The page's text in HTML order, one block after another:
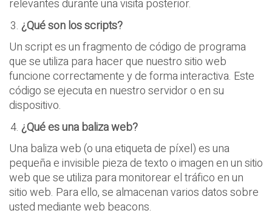
relevantes durante una visita posterior.
¿Quéson los scripts?
Un script es un fragmento de código de programa
que se utiliza para hacer que nuestro sitio web
funcione correctamente y de forma interactiva. Este
código se ejecuta en nuestro servidor o en su
dispositivo.
¿Quées una baliza web?
Una baliza web (o una etiqueta de píxel) es una
pequeña e invisible pieza de texto o imagen en un sitio
web que se utiliza para monitorear el tráfico en un
sitio web. Para ello, se almacenan varios datos sobre
usted mediante web beacons.